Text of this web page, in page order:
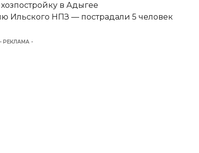
в Адыгее
Ильского НПЗ — пострадали 5 человек
- РЕКЛАМА -